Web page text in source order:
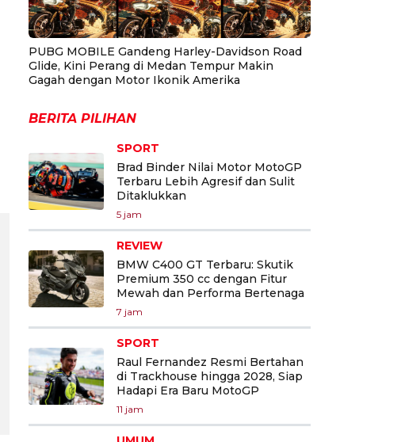
PUBG MOBILE Gandeng Harley-Davidson Road
Glide, Kini Perang di Medan Tempur Makin
Gagah dengan Motor Ikonik Amerika
BERITA PILIHAN
SPORT
Brad Binder Nilai Motor MotoGP
Terbaru Lebih Agresif dan Sulit
Ditaklukkan
5 jam
REVIEW
BMW C400 GT Terbaru: Skutik
Premium 350 cc dengan Fitur
Mewah dan Performa Bertenaga
7 jam
SPORT
Raul Fernandez Resmi Bertahan
di Trackhouse hingga 2028, Siap
Hadapi Era Baru MotoGP
11 jam